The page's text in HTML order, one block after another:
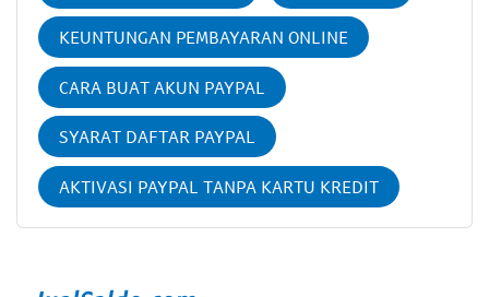
KEUNTUNGAN PEMBAYARAN ONLINE
CARA BUAT AKUN PAYPAL
SYARAT DAFTAR PAYPAL
AKTIVASI PAYPAL TANPA KARTU KREDIT